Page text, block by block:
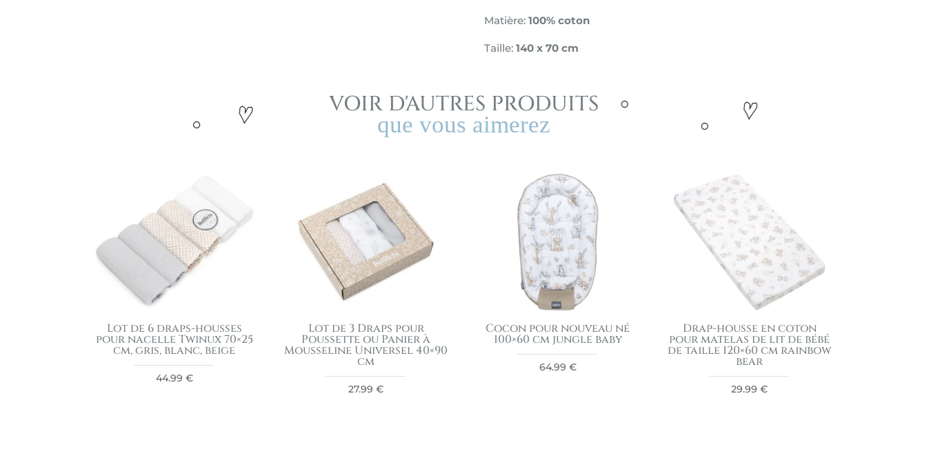
Matière: 100% coton
Taille: 140 x 70 cm
VOIR D'AUTRES PRODUITS
que vous aimerez
Lot de 6 draps-housses
pour nacelle Twinux 70×25
cm, gris, blanc, beige
44.99 €
Lot de 3 Draps pour
Poussette ou Panier à
Mousseline Universel 40×90
cm
27.99€
Cocon pour nouveau né
100×60 cm jungle baby
64.99 €
Drap-housse en coton
pour matelas de lit de bébé
de taille 120×60 cm rainbow
bear
29.99€